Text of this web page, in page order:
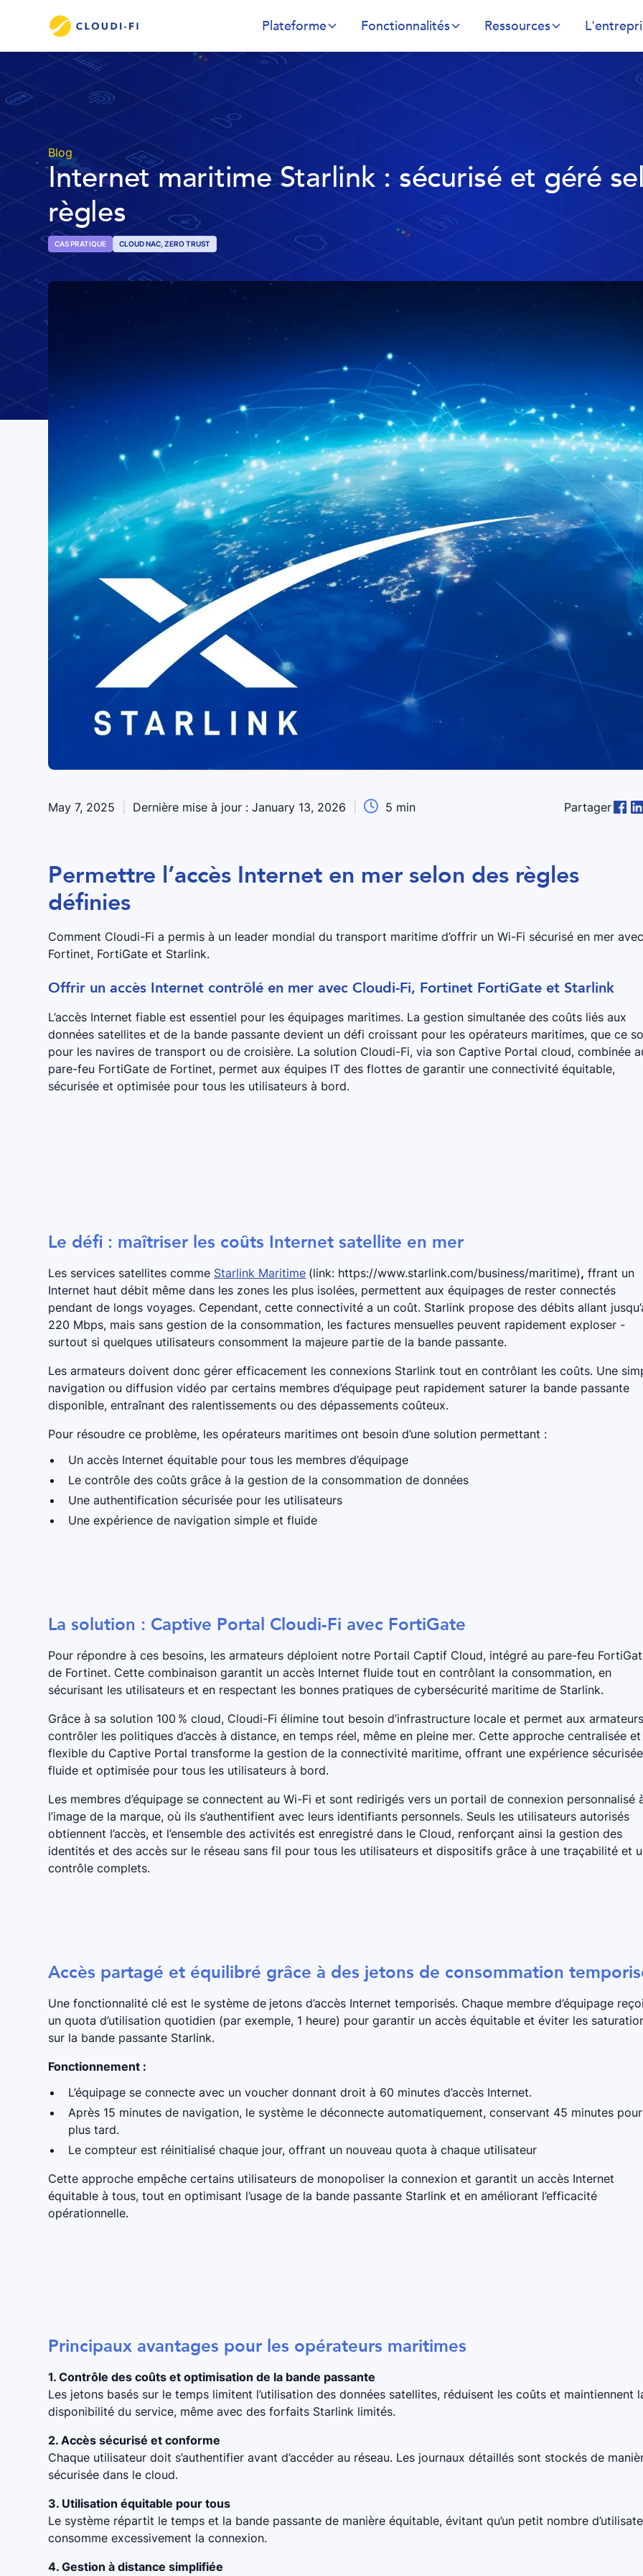
Plateforme Fonctionnalités Ressources
Blog
Internet maritime Starlink : sécurisé et géré
règles
CAS PRATIQUE CLOUD NAC, ZERO TRUST
May 7, 2025 Dernière mise à jour :January 13, 2026 | 5 min Partager
Permettre l’accès Internet en mer selon des règles
définies
Comment Cloudi-Fi a permis à un leader mondial du transport maritime d’offrir un Wi-Fi sécurisé en mer avec
Fortinet, FortiGate et Starlink.
Offrir un accès Internet contrôlé en mer avec Cloudi-Fi, Fortinet FortiGate et Starlink
L’accès Internet fiable est essentiel pour les équipages maritimes. La gestion simultanée des coûts liés aux
données satellites et de la bande passante devient un défi croissant pour les opérateurs maritimes, que ce
pour les navires de transport ou de croisière. La solution Cloudi-Fi, via son Captive Portal cloud, combinée
pare-feu FortiGate de Fortinet, permet aux équipes IT des flottes de garantir une connectivité équitable,
sécurisée et optimisée pour tous les utilisateurs à bord.
Le défi : maîtriser les coûts Internet satellite en mer
Les services satellites comme Starlink Maritime (link: https://www.starlink.com/business/maritime), ffrant un
Internet haut débit même dans les zones les plus isolées, permettent aux équipages de rester connectés
pendant de longs voyages. Cependant, cette connectivité a un coût. Starlink propose des débits allant
220 Mbps, mais sans gestion de la consommation, les factures mensuelles peuvent rapidement exploser -
surtout si quelques utilisateurs consomment la majeure partie de la bande passante.
Les armateurs doivent donc gérer efficacement les connexions Starlink tout en contrôlant les coûts. Une
navigation ou diffusion vidéo par certains membres d’équipage peut rapidement saturer la bande passante
disponible, entraînant des ralentissements ou des dépassements coûteux.
Pour résoudre ce problème, les opérateurs maritimes ont besoin d’une solution permettant :
Un accès Internet équitable pour tous les membres d’équipage
Le contrôle des coûts grâce à la gestion de la consommation de données
Une authentification sécurisée pour les utilisateurs
Une expérience de navigation simple et fluide
La solution : Captive Portal Cloudi-Fi avec FortiGate
Pour répondre à ces besoins, les armateurs déploient notre Portail Captif Cloud, intégré au pare-feu
de Fortinet. Cette combinaison garantit un accès Internet fluide tout en contrôlant la consommation, en
sécurisant les utilisateurs et en respectant les bonnes pratiques de cybersécurité maritime de Starlink.
Grâce à sa solution 100 % cloud, Cloudi-Fi élimine tout besoin d’infrastructure locale et permet aux
contrôler les politiques d’accès à distance, en temps réel, même en pleine mer. Cette approche centralisée et
flexible du Captive Portal transforme la gestion de la connectivité maritime, offrant une expérience
fluide et optimisée pour tous les utilisateurs à bord.
Les membres d’équipage se connectent au Wi-Fi et sont redirigés vers un portail de connexion personnalisé
l’image de la marque, où ils s’authentifient avec leurs identifiants personnels. Seuls les utilisateurs autorisés
obtiennent l’accès, et l’ensemble des activités est enregistré dans le Cloud, renforçant ainsi la gestion des
identités et des accès sur le réseau sans fil pour tous les utilisateurs et dispositifs grâce à une traçabilité et
contrôle complets.
Accès partagé et équilibré grâce à des jetons de consommation
Une fonctionnalité clé est le système de jetons d’accès Internet temporisés. Chaque membre d’équipage
un quota d’utilisation quotidien (par exemple, 1 heure) pour garantir un accès équitable et éviter les
sur la bande passante Starlink.
Fonctionnement :
L’équipage se connecte avec un voucher donnant droit à 60 minutes d’accès Internet.
Après 15 minutes de navigation, le système le déconnecte automatiquement, conservant 45 minutes pour
plus tard.
Le compteur est réinitialisé chaque jour, offrant un nouveau quota à chaque utilisateur
Cette approche empêche certains utilisateurs de monopoliser la connexion et garantit un accès Internet
équitable à tous, tout en optimisant l’usage de la bande passante Starlink et en améliorant l’efficacité
opérationnelle.
Principaux avantages pour les opérateurs maritimes
1. Contrôle des coûts et optimisation de la bande passante
Les jetons basés sur le temps limitent l’utilisation des données satellites, réduisent les coûts et maintiennent
disponibilité du service, même avec des forfaits Starlink limités.
2. Accès sécurisé et conforme
Chaque utilisateur doit s’authentifier avant d’accéder au réseau. Les journaux détaillés sont stockés de
sécurisée dans le cloud.
3. Utilisation équitable pour tous
Le système répartit le temps et la bande passante de manière équitable, évitant qu’un petit nombre
consomme excessivement la connexion.
4. Gestion à distance simplifiée